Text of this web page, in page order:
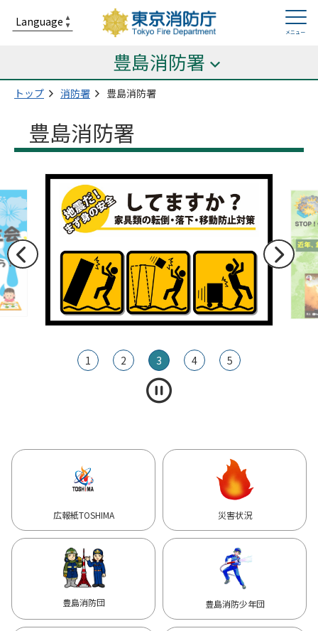
豊島消防署
トップ 消防署 豊島消防署
豊島消防署
1 2 3 4 5
広報紙TOSHIMA 災害状況
豊島消防団 豊島消防少年団